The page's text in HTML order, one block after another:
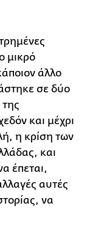
μικρό
άλλο
σε δύο
και μέχρι
η κρίση των
και
έπεται,
αυτές
να